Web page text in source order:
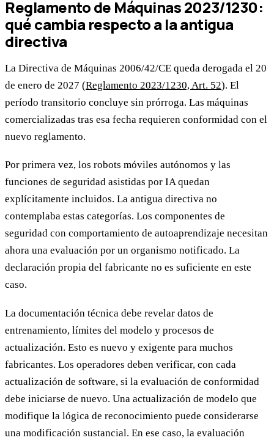
Reglamento de Máquinas 2023/1230:
qué cambia respecto a la antigua
directiva
La Directiva de Máquinas 2006/42/CE queda derogada el 20
de enero de 2027 (Reglamento 2023/1230, Art. 52). El
período transitorio concluye sin prórroga. Las máquinas
comercializadas tras esa fecha requieren conformidad con el
nuevo reglamento.
Por primera vez, los robots móviles autónomos y las
funciones de seguridad asistidas por IA quedan
explícitamente incluidos. La antigua directiva no
contemplaba estas categorías. Los componentes de
seguridad con comportamiento de autoaprendizaje necesitan
ahora una evaluación por un organismo notificado. La
declaración propia del fabricante no es suficiente en este
caso.
La documentación técnica debe revelar datos de
entrenamiento, límites del modelo y procesos de
actualización. Esto es nuevo y exigente para muchos
fabricantes. Los operadores deben verificar, con cada
actualización de software, si la evaluación de conformidad
debe iniciarse de nuevo. Una actualización de modelo que
modifique la lógica de reconocimiento puede considerarse
una modificación sustancial. En ese caso, la evaluación